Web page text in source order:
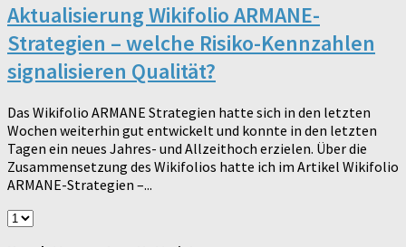
Aktualisierung Wikifolio ARMANE-
Strategien – welche Risiko-Kennzahlen
signalisieren Qualität?
Das Wikifolio ARMANE Strategien hatte sich in den letzten
Wochen weiterhin gut entwickelt und konnte in den letzten
Tagen ein neues Jahres- und Allzeithoch erzielen. Über die
Zusammensetzung des Wikifolios hatte ich im Artikel Wikifolio
ARMANE-Strategien –...